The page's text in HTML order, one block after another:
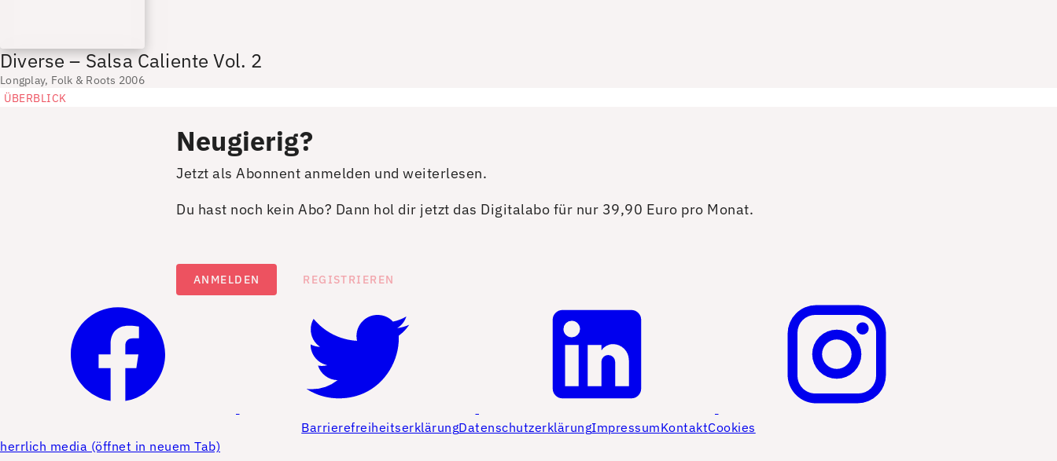
Diverse – Salsa Caliente Vol. 2
Longplay, Folk & Roots 2006
ÜBERBLICK
Neugierig?
Jetzt als Abonnent anmelden und weiterlesen.
Du hast noch kein Abo? Dann hol dir jetzt das Digitalabo für nur 39,90 Euro pro Monat.
ANMELDEN REGISTRIEREN
BarrierefreiheitserklärungDatenschutzerklärungImpressumKontaktCookies
herrlich media (öffnet in neuem Tab)